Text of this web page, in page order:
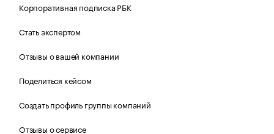
Корпоративная подписка РБК
Стать экспертом
Отзывы о вашей компании
Поделиться кейсом
Создать профиль группы компаний
Отзывы о сервисе